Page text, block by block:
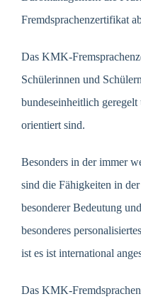
Fremdsprachenzertifikat
Das KMK-
Schülerinnen und
bundeseinheitlich
orientiert sind.
Besonders in der immer
sind die Fähigkeiten in
besonderer Bedeutung
besonderes
ist es ist international
Das KMK-